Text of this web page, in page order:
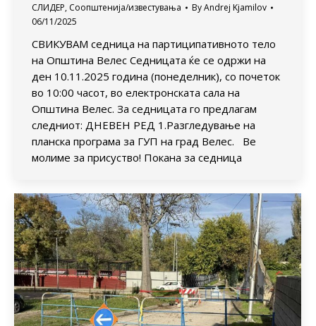
СЛИДЕР, Соопштенија/известувања ByAndrej Kjamilov
06/11/2025
СВИКУВАМ седница на партиципативното тело
на Општина Велес Седницата ќе се одржи на
ден 10.11.2025 година (понеделник), со почеток
во 10:00 часот, во електронската сала на
Општина Велес. За седницата го предлагам
следниот: ДНЕВЕН РЕД 1.Разгледување на
планска програма за ГУП на град Велес. Ве
молиме за присуство! Покана за седница